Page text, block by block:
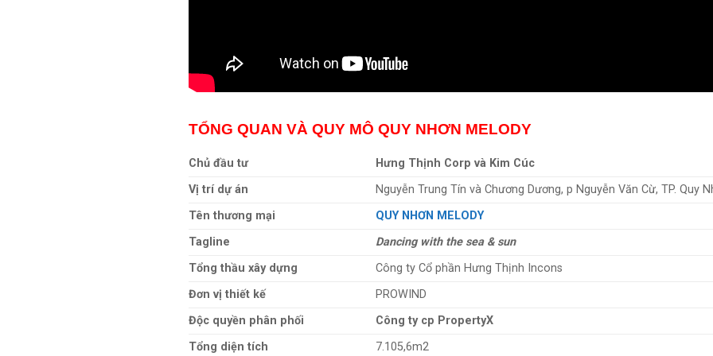
TỔNG QUAN VÀ QUY MÔ QUY NHƠN MELODY
Chủ đầu tư
Hưng Thịnh Corp và Kim Cúc
Vị trí dự án
Nguyễn Trung Tín và Chương Dương, p Nguyễn Văn Cừ, TP. Quy
Tên thương mại
QUY NHƠN MELODY
Tagline
Dancing with the sea & sun
Tổng thầu xây dựng
Công ty Cổ phần Hưng Thịnh Incons
Đơn vị thiết kế
PROWIND
Độc quyền phân phối
Công ty cp PropertyX
Tổng diện tích
7.105,6m2